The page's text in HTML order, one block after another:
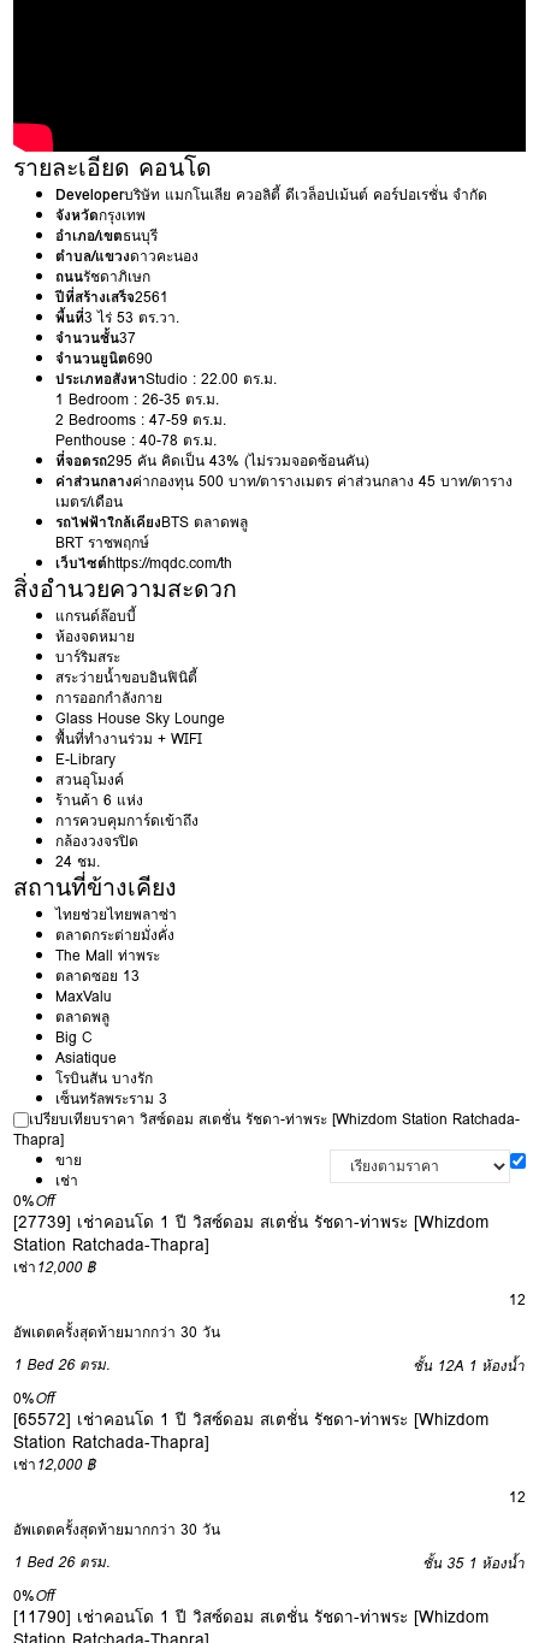
รายละเอียด คอนโด
Developerบริษัท แมกโนเลีย ควอลิตี้ ดีเวล็อปเม้นต์ คอร์ปอเรชั่น จำกัด
จังหวัดกรุงเทพ
อำเภอ/เขตธนบุรี
ตำบล/แขวงดาวคะนอง
ถนนรัชดาภิเษก
ปีที่สร้างเสร็จ2561
พื้นที่3 ไร่ 53 ตร.วา.
จำนวนชั้น37
จำนวนยูนิต690
ประเภทอสังหาStudio : 22.00 ตร.ม.
1 Bedroom : 26-35 ตร.ม.
2 Bedrooms : 47-59 ตร.ม.
Penthouse : 40-78 ตร.ม.
ที่จอดรถ295 คัน คิดเป็น 43% (ไม่รวมจอดซ้อนคัน)
ค่าส่วนกลางค่ากองทุน 500 บาท/ตารางเมตร ค่าส่วนกลาง 45 บาท/ตาราง
เมตร/เดือน
รถไฟฟ้าใกล้เคียงBTS ตลาดพลู
BRT ราชพฤกษ์
เว็บไซต์https://mqdc.com/th
สิ่งอำนวยความสะดวก
แกรนด์ล๊อบบี้
ห้องจดหมาย
บาร์ริมสระ
สระว่ายน้ำขอบอินฟินิตี้
การออกกำลังกาย
Glass House Sky Lounge
พื้นที่ทำงานร่วม + WIFI
E-Library
สวนอุโมงค์
ร้านค้า 6 แห่ง
การควบคุมการ์ดเข้าถึง
กล้องวงจรปิด
24 ชม.
สถานที่ข้างเคียง
ไทยช่วยไทยพลาซ่า
ตลาดกระต่ายมั่งคั่ง
The Mall ท่าพระ
ตลาดซอย 13
MaxValu
ตลาดพลู
Big C
Asiatique
โรบินสัน บางรัก
เซ็นทรัลพระราม 3
เปรียบเทียบราคา วิสซ์ดอม สเตชั่น รัชดา-ท่าพระ [Whizdom Station Ratchada-
Thapra]
ขาย
เช่า
0%Off
[27739] เช่าคอนโด 1 ปี วิสซ์ดอม สเตชั่น รัชดา-ท่าพระ [Whizdom
Station Ratchada-Thapra]
เช่า12,000 ฿
12
อัพเดตครั้งสุดท้ายมากกว่า 30 วัน
1 Bed 26 ตรม. ชั้น 12A 1 ห้องน้ำ
0%Off
[65572] เช่าคอนโด 1 ปี วิสซ์ดอม สเตชั่น รัชดา-ท่าพระ [Whizdom
Station Ratchada-Thapra]
เช่า12,000 ฿
12
อัพเดตครั้งสุดท้ายมากกว่า 30 วัน
1 Bed 26 ตรม. ชั้น 35 1 ห้องน้ำ
0%Off
[11790] เช่าคอนโด 1 ปี วิสซ์ดอม สเตชั่น รัชดา-ท่าพระ [Whizdom